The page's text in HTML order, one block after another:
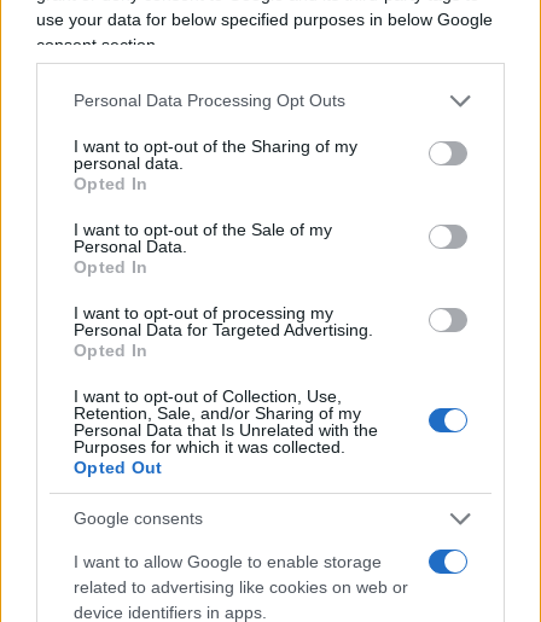
use your data for below specified purposes in below Google
consent section.
Personal Data Processing Opt Outs
I want to opt-out of the Sharing of my
personal data.
Opted In
I want to opt-out of the Sale of my
Personal Data.
Opted In
I want to opt-out of processing my
Personal Data for Targeted Advertising.
Opted In
I want to opt-out of Collection, Use,
Retention, Sale, and/or Sharing of my
Personal Data that Is Unrelated with the
Purposes for which it was collected.
Opted Out
Google consents
I want to allow Google to enable storage
related to advertising like cookies on web or
device identifiers in apps.
Franceschini ha sempre grandi idee:
madre”
diRedazione
25 Marzo 2025, 14:57